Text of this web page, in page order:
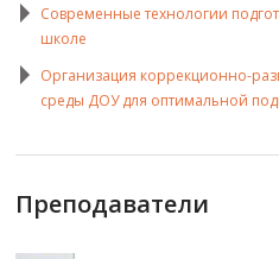
Современные технологии
школе
Организация коррекционно-
среды ДОУ для оптимальной
Преподаватели